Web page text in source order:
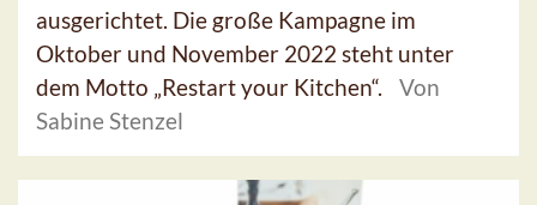
ausgerichtet. Die große Kampagne im
Oktober und November 2022 steht unter
dem Motto „Restart your Kitchen“.
Von
Sabine Stenzel